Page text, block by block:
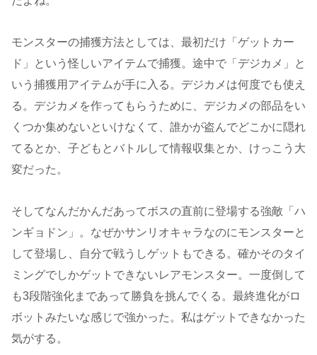
モンスターの捕獲方法としては、最初だけ「ゲットカー
ド」という怪しいアイテムで捕獲。途中で「デジカメ」と
いう捕獲用アイテムが手に入る。デジカメは何度でも使え
る。デジカメを作ってもらうために、デジカメの部品をい
くつか集めないといけなくて、誰かが盗んでどこかに隠れ
てるとか、子どもとバトルして情報収集とか、けっこう大
変だった。
そしてなんだかんだあってボスの直前に登場する強敵「ハ
ンギョドン」。なぜかサンリオキャラなのにモンスターと
して登場し、自分で戦うしゲットもできる。確かそのタイ
ミングでしかゲットできないレアモンスター。一度倒して
も3段階強化まであって勝負を挑んでくる。最終進化がロ
ボットみたいな感じで強かった。私はゲットできなかった
気がする。